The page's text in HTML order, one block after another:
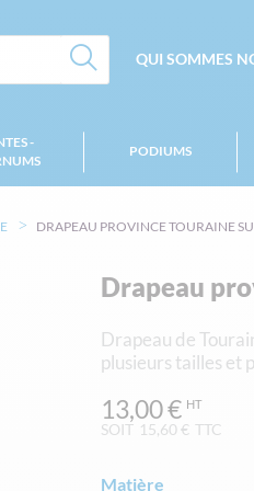
QUI SOMMES
-
PODIUMS
DRAPEAU PROVINCE TOURAINE
Drapeau
Drapeau de
plusieurs tailles et
SOIT 15,60 € TTC
13,00 €
Matière